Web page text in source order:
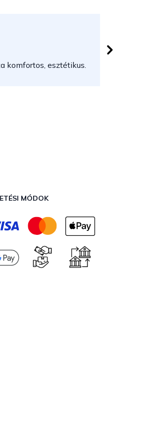
komfortos, esztétikus.
MÓDOK